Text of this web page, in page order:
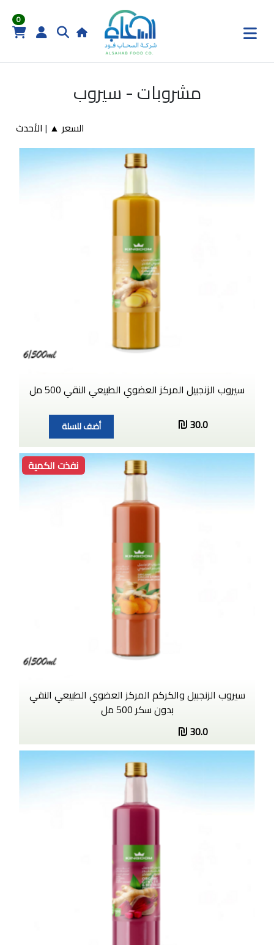
0
مشروبات - سيروب
السعر ▲ | الأحدث
سيروب الزنجبيل المركز العضوي الطبيعي النقي 500 مل
30.0
أضف للسلة
نفذت الكمية
سيروب الزنجبيل والكركم المركز العضوي الطبيعي النقي
بدون سكر 500 مل
30.0